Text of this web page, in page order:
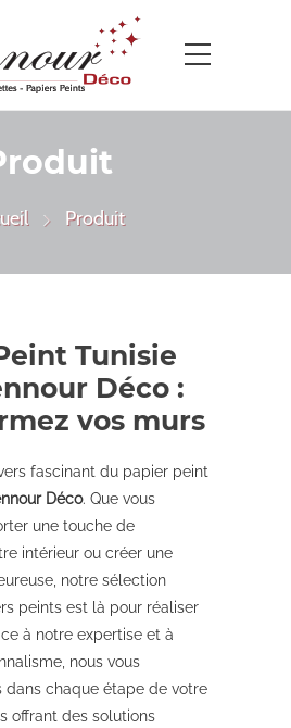
Produit
Tunisie
Déco :
vos murs
fascinant du papier peint
Déco. Que vous
une touche de
intérieur ou créer une
notre sélection
peints est là pour réaliser
à notre expertise et à
nous vous
dans chaque étape de votre
offrant des solutions